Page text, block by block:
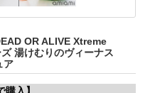
OR ALIVE Xtreme
湯けむりのヴィーナス
ア